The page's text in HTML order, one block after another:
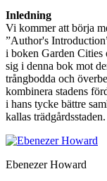
Inledning
Vi kommer att börja
”Author's
i boken Garden
sig i denna bok mot
trångbodda och
kombinera stadens
i hans tycke bättre
kallas trädgårdsstaden.
Ebenezer Howard